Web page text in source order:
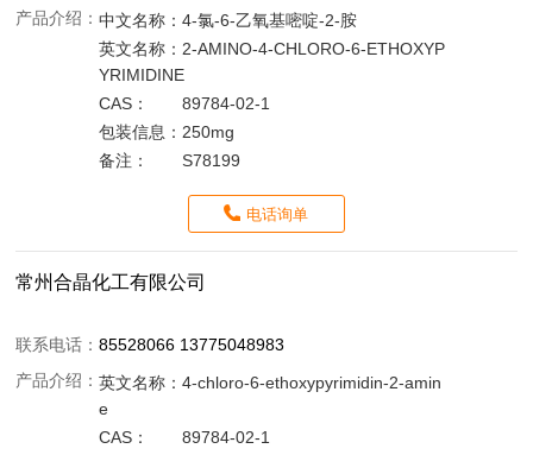
产品介绍：中文名称：4-氯-6-乙氧基嘧啶-2-胺
英文名称： 2-AMINO-4-CHLORO-6-ETHOXYP
YRIMIDINE
CAS：
89784-02-1
包装信息： 250mg
备注：
S78199
电话询单
常州合晶化工有限公司
联系电话：85528066 13775048983
产品介绍：英文名称：4-chloro-6-ethoxypyrimidin-2-amin
e
CAS：
89784-02-1